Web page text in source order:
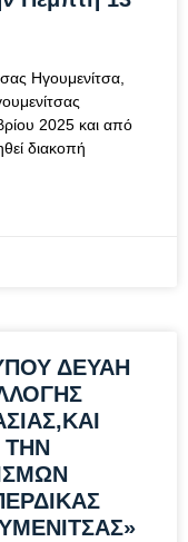
Ηγουμενίτσα,
2025 και από
διακοπή
ΔΕΥΑΗ
ΤΗΝ